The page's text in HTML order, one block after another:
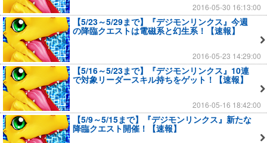
2016-05-30 16:13:00
【5/23～5/29まで】『デジモンリンクス』今週
の降臨クエストは電磁系と幻生系！【速報】
2016-05-23 14:29:00
【5/16～5/23まで】『デジモンリンクス』10連
で対象リーダースキル持ちをゲット！【速報】
2016-05-16 18:42:00
【5/9～5/15まで】『デジモンリンクス』新たな
降臨クエスト開催！【速報】